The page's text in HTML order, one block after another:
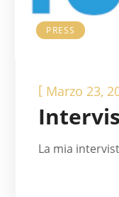
PRESS
[ Marzo 23,
La mia